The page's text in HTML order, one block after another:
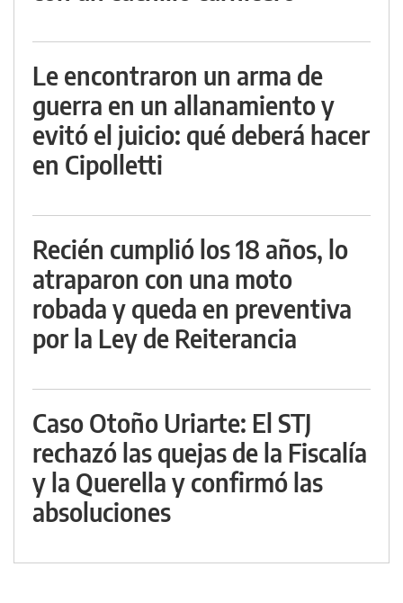
Le encontraron un arma de
guerra en un allanamiento y
evitó el juicio: qué deberá hacer
en Cipolletti
Recién cumplió los 18 años, lo
atraparon con una moto
robada y queda en preventiva
por la Ley de Reiterancia
Caso Otoño Uriarte: El STJ
rechazó las quejas de la Fiscalía
y la Querella y confirmó las
absoluciones